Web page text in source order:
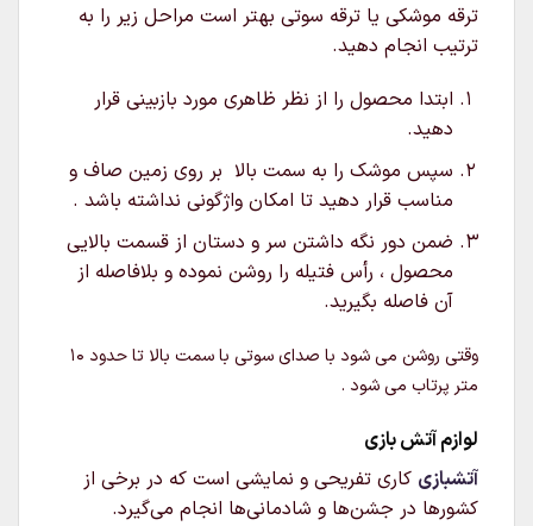
ترقه موشکی یا ترقه سوتی بهتر است مراحل زیر را به
ترتیب انجام دهید.
ابتدا محصول را از نظر ظاهری مورد بازبینی قرار
دهید.
سپس موشک را به سمت بالا بر روی زمین صاف و
مناسب قرار دهید تا امکان واژگونی نداشته باشد .
ضمن دور نگه داشتن سر و دستان از قسمت بالایی
محصول ، رأس فتیله را روشن نموده و بلافاصله از
آن فاصله بگیرید.
وقتی روشن می شود با صدای سوتی با سمت بالا تا حدود 10
متر پرتاب می شود .
لوازم آتش بازی
آتشبازی کاری تفریحی و نمایشی است که در برخی از
کشورها در جشن‌ها و شادمانی‌ها انجام می‌گیرد.